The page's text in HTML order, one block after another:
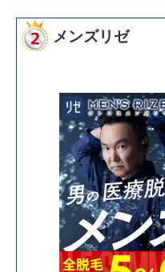
メンズリゼ